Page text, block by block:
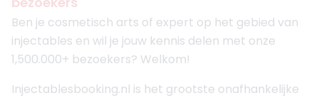
Ben je cosmetisch arts of expert op het gebied van
injectables en wil je jouw kennis delen met onze
1,500.000+ bezoekers? Welkom!
Injectablesbooking.nl is het grootste onafhankelijke